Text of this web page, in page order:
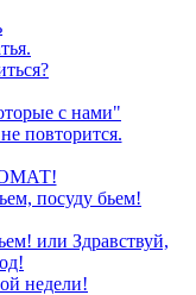
с нами"
повторится.
посуду бьем!
или Здравствуй,
недели!